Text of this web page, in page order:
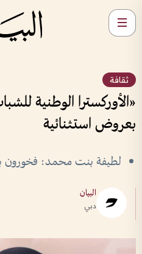
ثقافة
«الأوركسترا الوطنية
بعروض استثنائية
لطيفة بنت محمد: فخورون
البيان
دبي